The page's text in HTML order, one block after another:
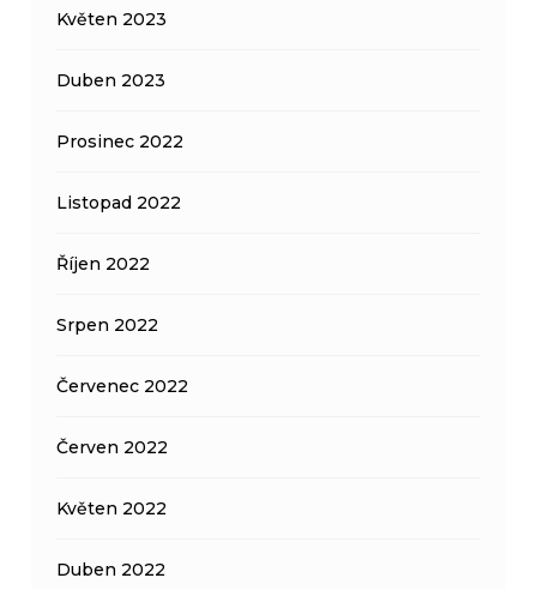
Květen 2023
Duben 2023
Prosinec 2022
Listopad 2022
Říjen 2022
Srpen 2022
Červenec 2022
Červen 2022
Květen 2022
Duben 2022